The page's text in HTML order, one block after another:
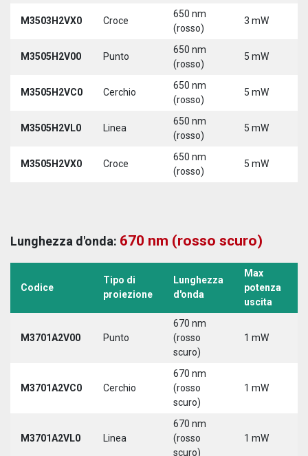
M3503H2VX0 Croce
650 nm
(rosso)
3 mW
M3505H2V00 Punto
650 nm
(rosso)
5 mW
M3505H2VC0 Cerchio
650 nm
(rosso)
5 mW
M3505H2VL0 Linea
650 nm
(rosso)
5 mW
M3505H2VX0 Croce
650 nm
(rosso)
5 mW
Lunghezza d'onda: 670 nm (rosso scuro)
Codice
Tipo di
proiezione
Lunghezza
d'onda
Max
potenza
uscita
M3701A2V00 Punto
670 nm
(rosso
scuro)
1 mW
M3701A2VC0 Cerchio
670 nm
(rosso
scuro)
1 mW
M3701A2VL0 Linea
670 nm
(rosso
scuro)
1 mW